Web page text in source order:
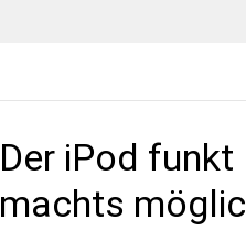
Der iPod
machts